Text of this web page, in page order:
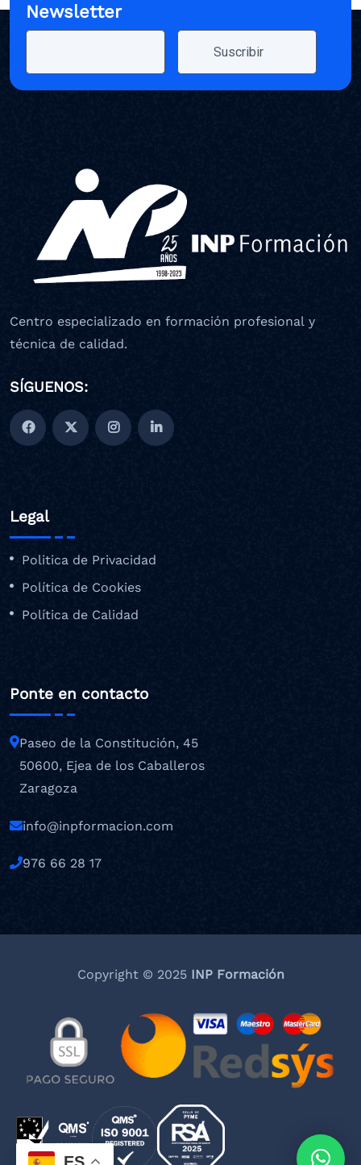
Newsletter
Centro especializado en formación profesional y
técnica de calidad.
SÍGUENOS:
Legal
Politica de Privacidad
Política de Cookies
Política de Calidad
Ponte en contacto
Paseo de la Constitución, 45
50600, Ejea de los Caballeros
Zaragoza
info@inpformacion.com
976 66 28 17
Copyright © 2025INP Formación